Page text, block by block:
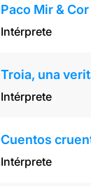
Paco Mir &
Intérprete
Troia, una
Intérprete
Cuentos
Intérprete